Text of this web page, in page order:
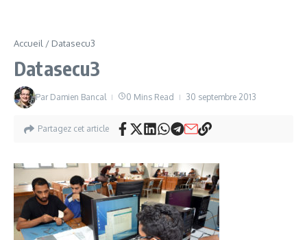
Accueil / Datasecu3
Datasecu3
Par Damien Bancal 0 Mins Read 30 septembre 2013
Partagez cet article